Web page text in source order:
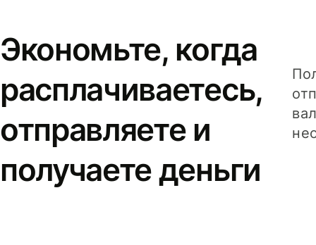
Экономьте, когда
расплачиваетесь,
отправляете и
получаете деньги